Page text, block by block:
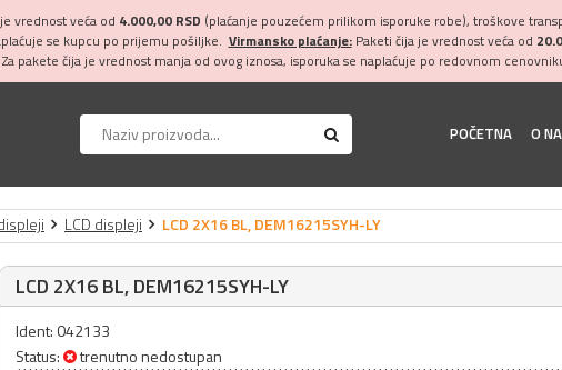
vrednost veća od 4.000,00 RSD (plaćanje pouzećem prilikom isporuke robe), troškove
se kupcu po prijemu pošiljke. Virmansko plaćanje:Paketi čija je vrednost veća od
pakete čija je vrednost manja od ovog iznosa, isporuka se naplaćuje po redovnom
POČETNA O
LCD displeji LCD 2X16 BL, DEM16215SYH-LY
LCD 2X16 BL, DEM16215SYH-LY
Ident: 042133
Status:
trenutno nedostupan